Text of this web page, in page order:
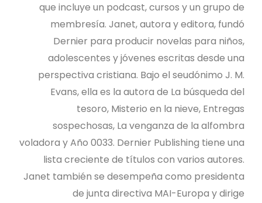
que incluye un podcast, cursos y un grupo de
membresía. Janet, autora y editora, fundó
Dernier para producir novelas para niños,
adolescentes y jóvenes escritas desde una
perspectiva cristiana. Bajo el seudónimo J. M.
Evans, ella es la autora de La búsqueda del
tesoro, Misterio en la nieve, Entregas
sospechosas, La venganza de la alfombra
voladora y Año 0033. Dernier Publishing tiene una
lista creciente de títulos con varios autores.
Janet también se desempeña como presidenta
de junta directiva MAI-Europa y dirige